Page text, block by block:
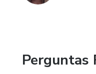
Perguntas